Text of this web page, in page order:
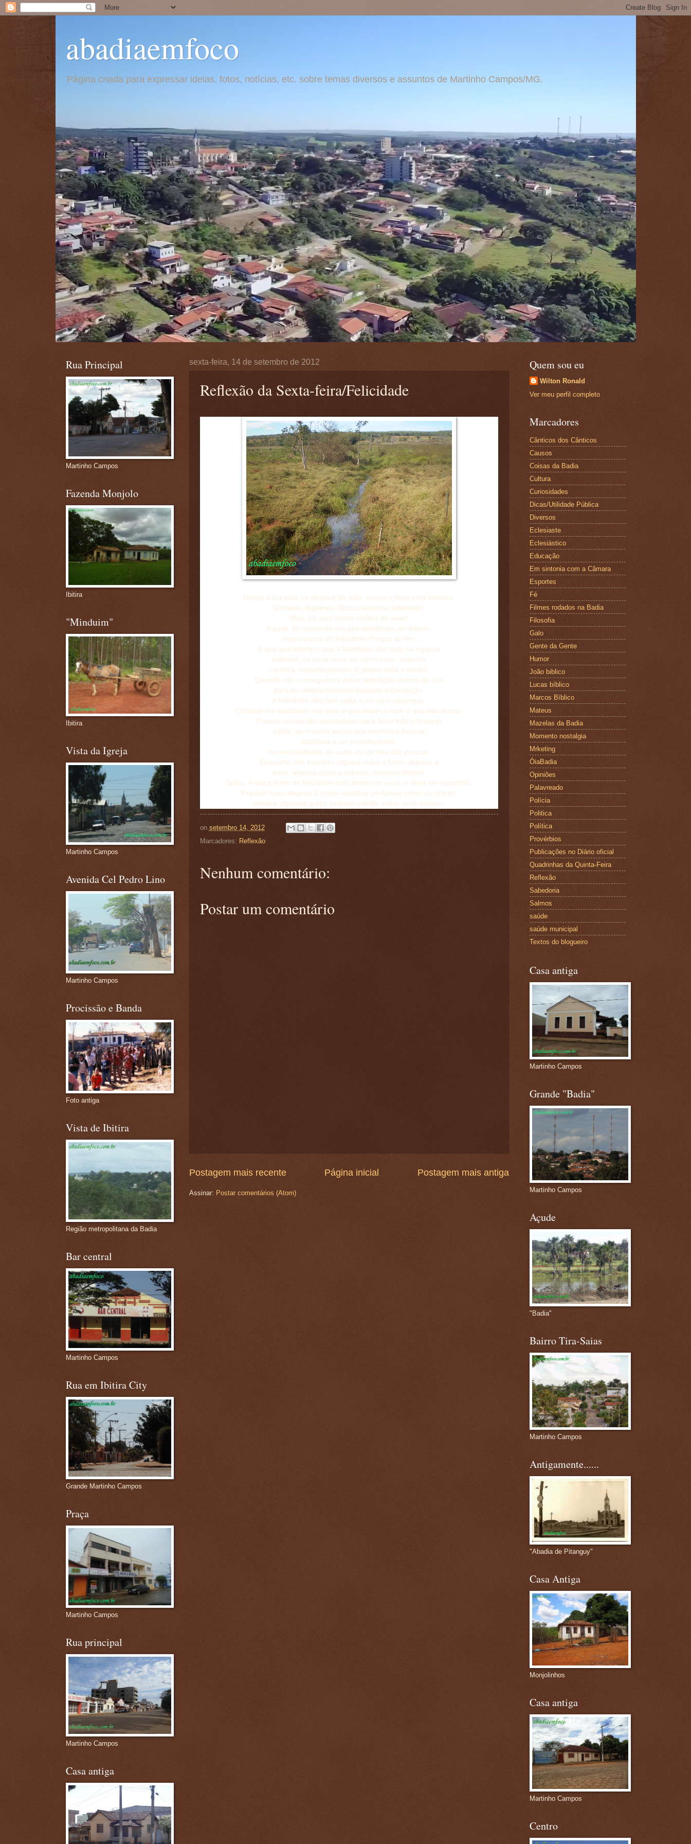
abadiaemfoco
Página criada para expressar ideias, fotos, notícias, etc. sobre temas diversos e assuntos de Martinho Campos/MG.
sexta-feira, 14 de setembro de 2012
Reflexão da Sexta-feira/Felicidade
Nunca a lua está ao alcance da mão, nunca o fruto está maduro.
Sombras, lágrimas. Nunca estamos satisfeitos.
Mas, há uma forma melhor de viver!
A partir do momento em que decidimos ser felizes,
nossa busca da felicidade chegou ao fim.
É que percebemos que a felicidade não está na riqueza
material, na casa nova, no carro novo, naquela
carreira, naquela pessoa. E jamais está à venda.
Quando não conseguimos achar satisfação dentro de nós
para ter alegria,estamos fadados à decepção.
A felicidade não tem nada a ver com conseguir.
Consiste em satisfazer-nos com o que temos e com o que não temos.
Poucas coisas são necessárias para fazer feliz o homem
sábio, ao mesmo tempo que nenhuma fortuna
satisfaria a um inconformado.
As necessidades de cada um de nós são poucas.
Enquanto nós tivermos alguma coisa a fazer, alguém a
amar, alguma coisa a esperar, seremos felizes.
Saiba: A única fonte de felicidade está dentro de você, e deve ser repartida.
Repartir suas alegrias é como espalhar perfumes sobre os outros:
sempre algumas gotas acabam caindo sobre você mesmo.
on setembro 14, 2012
Marcadores: Reflexão
Nenhum comentário:
Postar um comentário
Postagem mais recente Postagem mais antiga
Página inicial
Assinar: Postar comentários (Atom)
Rua Principal
Martinho Campos
Fazenda Monjolo
Ibitira
"Minduim"
Ibitira
Vista da Igreja
Martinho Campos
Avenida Cel Pedro Lino
Martinho Campos
Procissão e Banda
Foto antiga
Vista de Ibitira
Região metropolitana da Badia
Bar central
Martinho Campos
Rua em Ibitira City
Grande Martinho Campos
Praça
Martinho Campos
Rua principal
Martinho Campos
Casa antiga
Quem sou eu
Wilton Ronald
Ver meu perfil completo
Marcadores
Cânticos dos Cânticos
Causos
Coisas da Badia
Cultura
Curiosidades
Dicas/Utilidade Pública
Diversos
Eclesiaste
Eclesiástico
Educação
Em sintonia com a Câmara
Esportes
Fé
Filmes rodados na Badia
Filosofia
Galo
Gente da Gente
Humor
João biblico
Lucas bíblico
Marcos Bíblico
Mateus
Mazelas da Badia
Momento nostalgia
Mrketing
ÓiaBadia
Opiniões
Palavreado
Polícia
Politica
Política
Provérbios
Publicações no Diário oficial
Quadrinhas da Quinta-Feira
Reflexão
Sabedoria
Salmos
saúde
saúde municipal
Textos do blogueiro
Casa antiga
Martinho Campos
Grande "Badia"
Martinho Campos
Açude
"Badia"
Bairro Tira-Saias
Martinho Campos
Antigamente......
"Abadia de Pitanguy"
Casa Antiga
Monjolinhos
Casa antiga
Martinho Campos
Centro